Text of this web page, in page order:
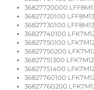
36827720000
36827720100
36827730100
36827740100
36827750100
36827750200
36827751300
36827751400
36827760100
36827760200